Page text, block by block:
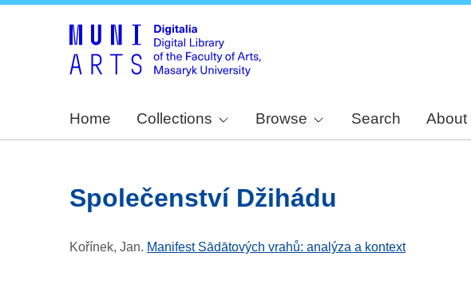
Home Collections Browse Search About
Společenství Džihádu
Kořínek, Jan. Manifest Sādātových vrahů: analýza a kontext